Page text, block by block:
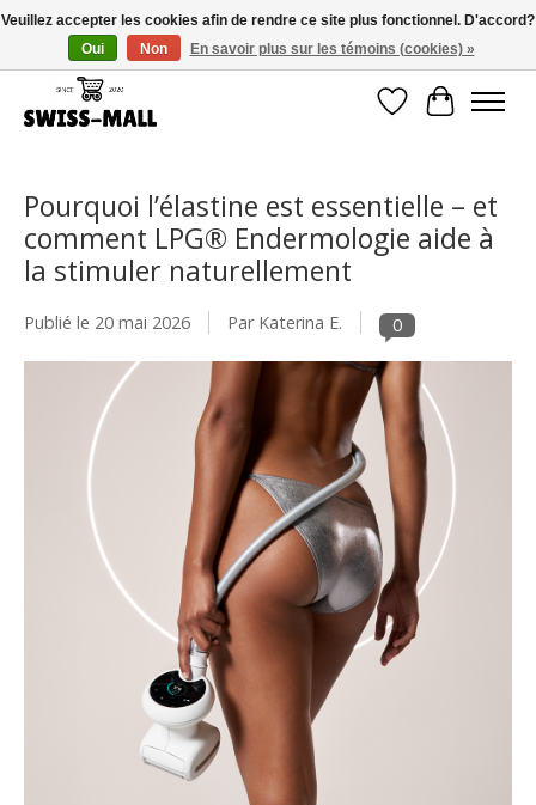
Livraison gratuite dès CHF 250 – livrée avec soin et fiabilité
Liste dePanier
Pourquoi l’élastine est essentielle – et
comment LPG® Endermologie aide à
la stimuler naturellement
Publié le 20 mai 2026 Par Katerina E. 0
Veuillez accepter les cookies afin de rendre ce site plus fonctionnel. D'accord?
Oui
Non En savoir plus sur les témoins (cookies) »